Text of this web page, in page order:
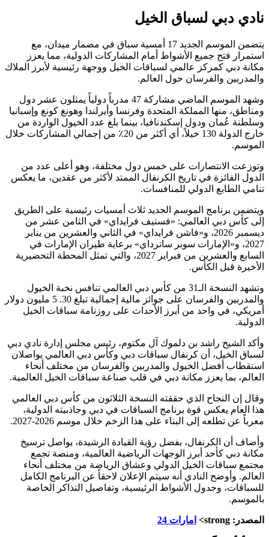
نادي دبي لسباق الخيل
يتضمن الموسم الجديد 17 أمسية سباق في مضمار ميدان، مع
استمرار فتح جميع الأشواط أمام المشاركات الدولية، مما يعزز
مكانة دبي كمركز عالمي لسباقات الخيل ووجهة رئيسية لأبرز الملاك
والمدربين والفرسان حول العالم.
وشهد الموسم الماضي مشاركة 47 مدرباً دولياً يمثلون عشر دول
ومناطق، منها المملكة المتحدة وفرنسا وأيرلندا وهونغ كونغ وإسبانيا
وسلطنة عُمان ودول إسكندنافيا، بينما بلغ عدد الخيول الواردة من
خارج الدولة 130 خيلاً، أي أكثر من 20٪ من إجمالي المشاركات خلال
الموسم.
وتوزعت الانتصارات على خمس دول مختلفة، وهو أعلى عدد من
الدول الفائزة في تاريخ الكرنفال الممتد لأكثر من عقدين، ما يعكس
تنامي الطابع الدولي للمنافسات.
ويتضمن برنامج الموسم الجديد ثلاث أمسيات رئيسية على الطريق
إلى كأس دبي العالمي: «فستيف فرايداي» في الثامن عشر من
ديسمبر 2026، و«فاشن فرايداي» في الثاني والعشرين من يناير
2027، و«الإمارات سوبر ساترداي» برعاية طيران الإمارات في
السابع والعشرين من فبراير 2027، والتي تمثل المحطة التحضيرية
الأخيرة قبل الكأس.
وتشهد النسخة الـ31 من كأس دبي العالمي تنافس نخبة الخيول
والمدربين والفرسان على جوائز مالية إجمالية تبلغ 30. 5 مليون دولار
أمريكي، في واحد من أبرز الأحداث على روزنامة سباقات الخيل
الدولية.
وأكد الشيخ راشد بن دلموك آل مكتوم، رئيس مجلس إدارة نادي دبي
لسباق الخيل، أن كرنفال سباقات دبي وكأس دبي العالمي يواصلان
استقطاب أفضل الخيول والمدربين والفرسان من مختلف أنحاء
العالم، بما يعزز مكانة دبي في قلب صناعة سباقات الخيل العالمية.
وقال إن النجاح الذي حققته النسخة الثلاثون من كأس دبي العالمي
هذا العام يعكس قوة برنامج السباقات في دبي وجاذبيته الدولية،
معرباً عن تطلعه إلى البناء على هذا الزخم خلال موسم 2026-2027.
وأضاف أن الكرنفال، بفضل رؤية القيادة الرشيدة، يواصل ترسيخ
مكانة دبي كأحد أبرز الوجهات الرياضية العالمية، ومنصة تجمع
مجتمع سباقات الخيل الدولي وعشاق الرياضة من مختلف أنحاء
العالم. وأوضح النادي أنه سيتم الإعلان لاحقاً عن البرنامج الكامل
للسباقات، وجدول الأشواط الرئيسية، وتفاصيل التذاكر الخاصة
بالموسم.
المصدر: strong> امارات 24